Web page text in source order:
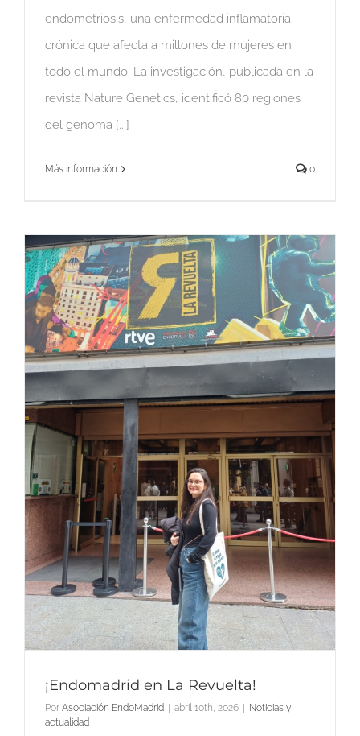
endometriosis, una enfermedad inflamatoria
crónica que afecta a millones de mujeres en
todo el mundo. La investigación, publicada en la
revista Nature Genetics, identificó 80 regiones
del genoma [...]
Más información 0
¡Endomadrid en La Revuelta!
Por Asociación EndoMadrid | abril 10th, 2026 | Noticias y
actualidad